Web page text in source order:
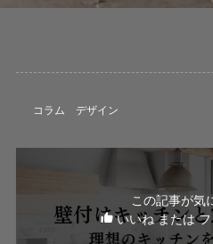
コラム デザイン
この記事が気
いいね または